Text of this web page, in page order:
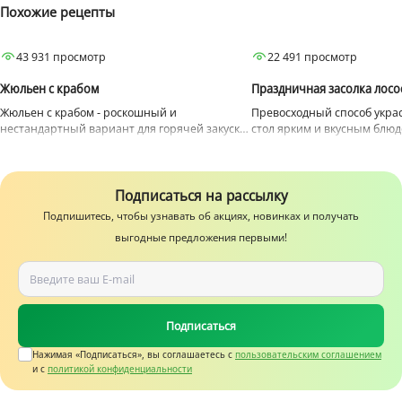
Похожие рецепты
Закуски
Для ужина
43 931 просмотр
Жюльен с крабом
Жюльен с крабом - роскошный и
нестандартный вариант для горячей закуски
Закуски
Для ужина
22 491 просмотр
Праздничная засолка
Превосходный способ
стол ярким и вкусным
Подписаться на рассылку
Подпишитесь, чтобы узнавать об акциях, новинках и получать
выгодные предложения первыми!
Подписаться
Нажимая «Подписаться», вы соглашаетесь c пользовательским соглашением
и с политикой конфиденциальности